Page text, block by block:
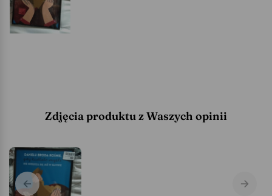
Zdjęcia produktu z Waszych opinii